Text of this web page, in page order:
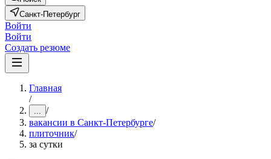
Санкт-Петербург
Войти
Войти
Создать резюме
Главная
/
... /
вакансии в Санкт-Петербурге/
плиточник/
за сутки